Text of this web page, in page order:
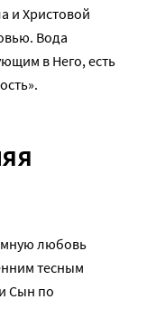
и Христовой
Вода
в Него, есть
любовь
тесным
Сын по